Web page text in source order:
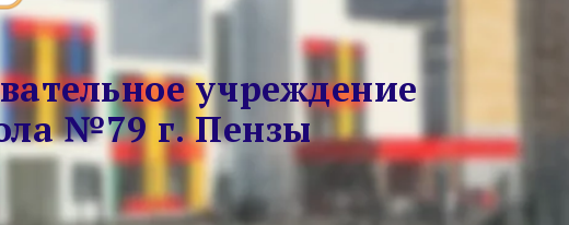
учреждение
№79 г. Пензы